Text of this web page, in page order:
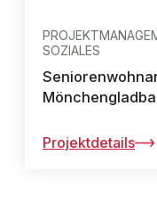
SOZIALES
Projektdetails